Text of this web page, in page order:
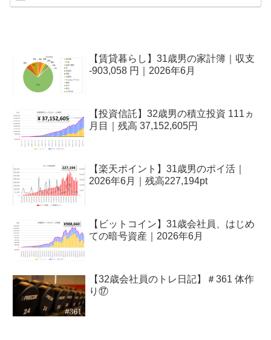
【賃貸暮らし】31歳男の家計簿｜収支
-903,058 円｜2026年6月
【投資信託】32歳男の積立投資 111ヵ
月目｜残高 37,152,605円
【楽天ポイント】31歳男のポイ活｜
2026年6月｜残高227,194pt
【ビットコイン】31歳会社員、はじめ
ての暗号資産｜2026年6月
【32歳会社員のトレ日記】＃361 体作
り⑰